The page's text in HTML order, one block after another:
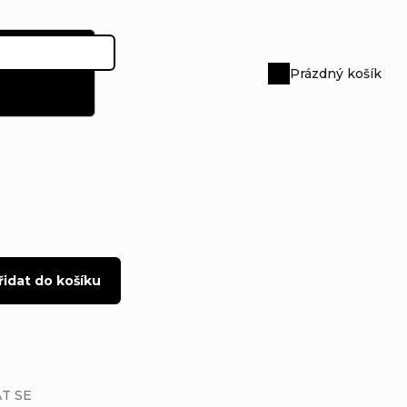
Nákupní
Prázdný košík
do košíku
SE